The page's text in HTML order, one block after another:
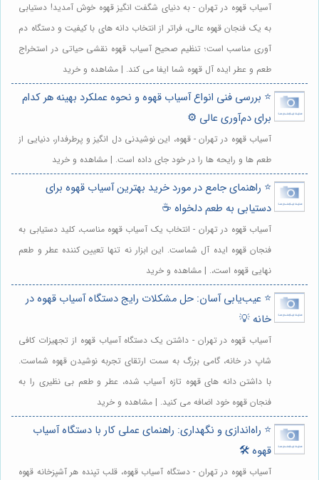
آسیاب قهوه در تهران - به دنیای شگفت انگیز قهوه خوش آمدید! دستیابی
به یک فنجان قهوه عالی، فراتر از انتخاب دانه های با کیفیت و دستگاه دم
آوری مناسب است؛ تنظیم صحیح آسیاب قهوه نقشی حیاتی در استخراج
طعم و عطر ایده آل قهوه شما ایفا می کند. | مشاهده و خرید
⭐️ بررسی فنی انواع آسیاب قهوه و نحوه عملکرد بهینه هر کدام
برای دم‌آوری عالی ⚙️
آسیاب قهوه در تهران - قهوه، این نوشیدنی دل انگیز و پرطرفدار، دنیایی از
طعم ها و رایحه ها را در خود جای داده است. | مشاهده و خرید
⭐️ راهنمای جامع در مورد خرید بهترین آسیاب قهوه برای
دستیابی به طعم دلخواه ☕️
آسیاب قهوه در تهران - انتخاب یک آسیاب قهوه مناسب، کلید دستیابی به
فنجان قهوه ایده آل شماست. این ابزار نه تنها تعیین کننده عطر و طعم
نهایی قهوه است،. | مشاهده و خرید
⭐️ عیب‌یابی آسان: حل مشکلات رایج دستگاه آسیاب قهوه در
خانه 💡
آسیاب قهوه در تهران - داشتن یک دستگاه آسیاب قهوه از تجهیزات کافی
شاپ در خانه، گامی بزرگ به سمت ارتقای تجربه نوشیدن قهوه شماست.
با داشتن دانه های قهوه تازه آسیاب شده، عطر و طعم بی نظیری را به
فنجان قهوه خود اضافه می کنید. | مشاهده و خرید
⭐️ راه‌اندازی و نگهداری: راهنمای عملی کار با دستگاه آسیاب
قهوه 🛠️
آسیاب قهوه در تهران - دستگاه آسیاب قهوه، قلب تپنده هر آشپزخانه قهوه